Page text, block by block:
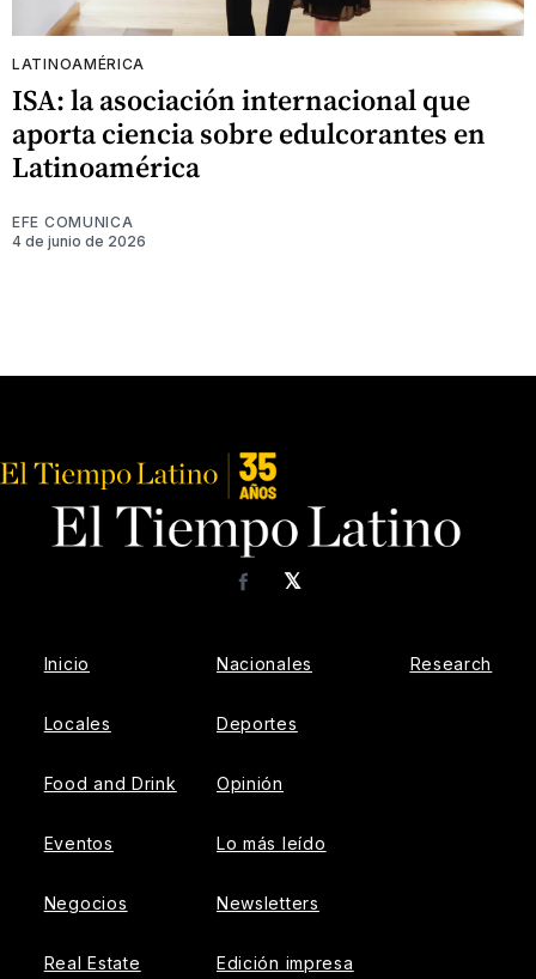
LATINOAMÉRICA
ISA: la asociación internacional que
aporta ciencia sobre edulcorantes en
Latinoamérica
EFE COMUNICA
4 de junio de 2026
𝕏
Facebook
Inicio
Locales
Food and Drink
Eventos
Negocios
Real Estate
Nacionales
Deportes
Opinión
Lo más leído
Newsletters
Edición impresa
Research